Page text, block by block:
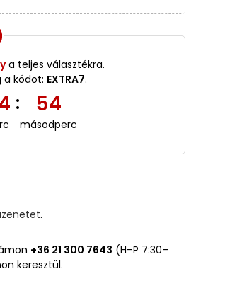
a teljes választékra.
a kódot: EXTRA7.
: 53
másodperc
.
+36 21 300 7643 (H–P 7:30–
keresztül.